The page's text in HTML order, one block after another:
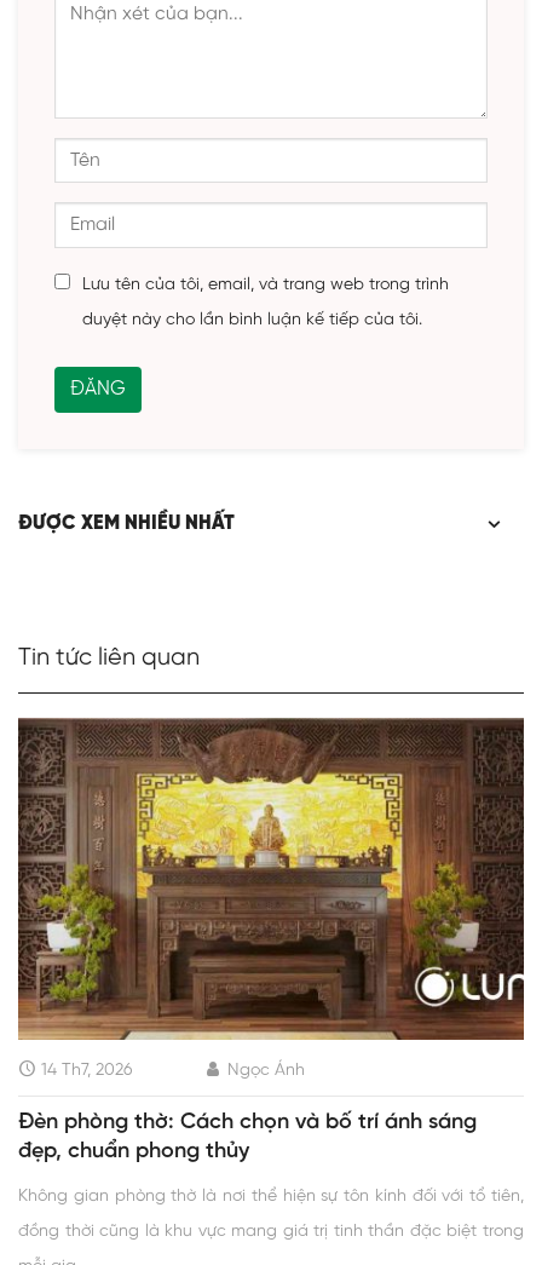
Lưu tên của tôi, email, và trang web trong trình
duyệt này cho lần bình luận kế tiếp của tôi.
ĐƯỢC XEM NHIỀU NHẤT
Tin tức liên quan
14 Th7, 2026 Ngọc Ánh
Đèn phòng thờ: Cách chọn và bố trí ánh sáng
đẹp, chuẩn phong thủy
Không gian phòng thờ là nơi thể hiện sự tôn kính đối với tổ tiên,
đồng thời cũng là khu vực mang giá trị tinh thần đặc biệt trong